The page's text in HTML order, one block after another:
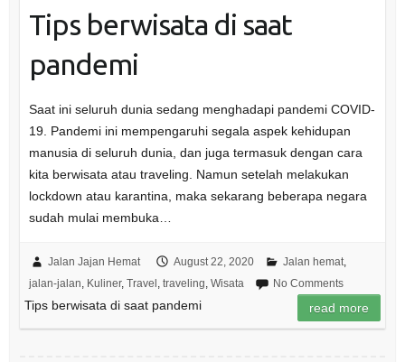
Tips berwisata di saat
pandemi
Saat ini seluruh dunia sedang menghadapi pandemi COVID-
19. Pandemi ini mempengaruhi segala aspek kehidupan
manusia di seluruh dunia, dan juga termasuk dengan cara
kita berwisata atau traveling. Namun setelah melakukan
lockdown atau karantina, maka sekarang beberapa negara
sudah mulai membuka…
Jalan Jajan Hemat August 22, 2020 Jalan hemat,
jalan-jalan Kuliner, Travel traveling Wisata No Comments
Tips berwisata di saat pandemi read more